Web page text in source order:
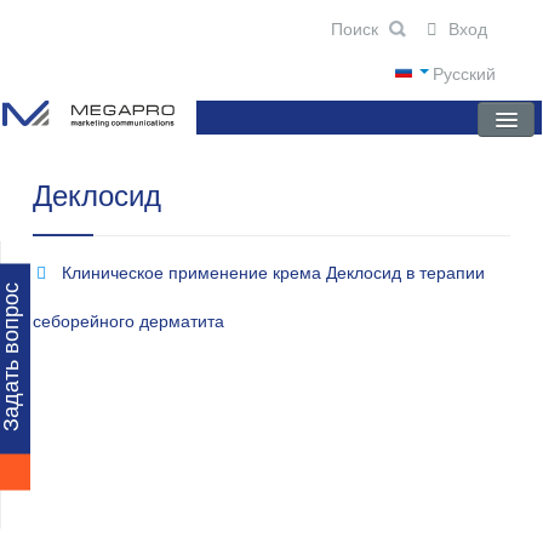
вопрос
Русский
Вход
ГЛАВНАЯ
О КОМПАНИИ
ПРЕПАРАТЫ
Деклосид
Клиническое применение крема Деклосид в терапии
себорейного дерматита